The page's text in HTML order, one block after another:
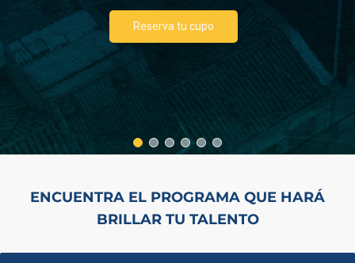
Reserva tu cupo
ENCUENTRA EL PROGRAMA QUE HARÁ
BRILLAR TU TALENTO